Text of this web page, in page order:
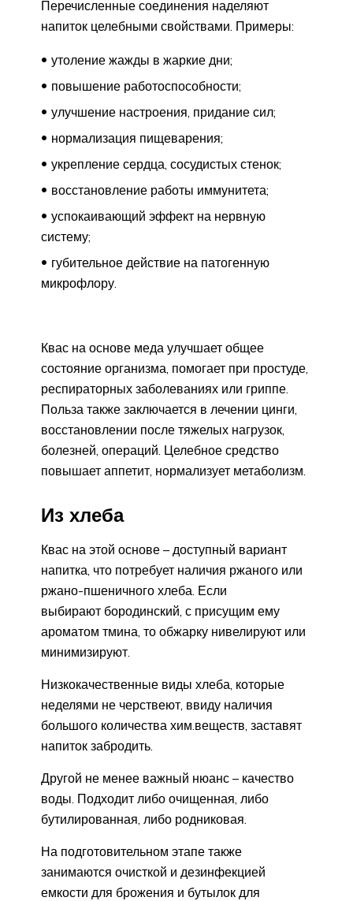
Перечисленные соединения наделяют
напиток целебными свойствами. Примеры:
утоление жажды в жаркие дни;
повышение работоспособности;
улучшение настроения, придание сил;
нормализация пищеварения;
укрепление сердца, сосудистых стенок;
восстановление работы иммунитета;
успокаивающий эффект на нервную
систему;
губительное действие на патогенную
микрофлору.
Квас на основе меда улучшает общее
состояние организма, помогает при простуде,
респираторных заболеваниях или гриппе.
Польза также заключается в лечении цинги,
восстановлении после тяжелых нагрузок,
болезней, операций. Целебное средство
повышает аппетит, нормализует метаболизм.
Из хлеба
Квас на этой основе – доступный вариант
напитка, что потребует наличия ржаного или
ржано-пшеничного хлеба. Если
выбирают бородинский, с присущим ему
ароматом тмина, то обжарку нивелируют или
минимизируют.
Низкокачественные виды хлеба, которые
неделями не черствеют, ввиду наличия
большого количества хим.веществ, заставят
напиток забродить.
Другой не менее важный нюанс – качество
воды. Подходит либо очищенная, либо
бутилированная, либо родниковая.
На подготовительном этапе также
занимаются очисткой и дезинфекцией
емкости для брожения и бутылок для